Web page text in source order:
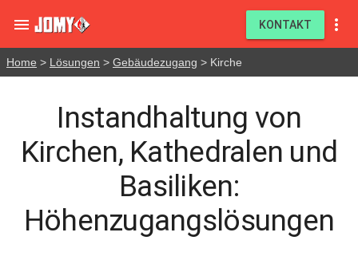
 KONTAKT 
Home > Lösungen > Gebäudezugang > Kirche
Instandhaltung von
Kirchen, Kathedralen und
Basiliken:
Höhenzugangslösungen